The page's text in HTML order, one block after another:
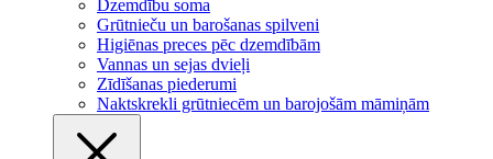
Dzemdību soma
Grūtnieču un barošanas spilveni
Higiēnas preces pēc dzemdībām
Vannas un sejas dvieļi
Zīdīšanas piederumi
Naktskrekli grūtniecēm un barojošām māmiņām